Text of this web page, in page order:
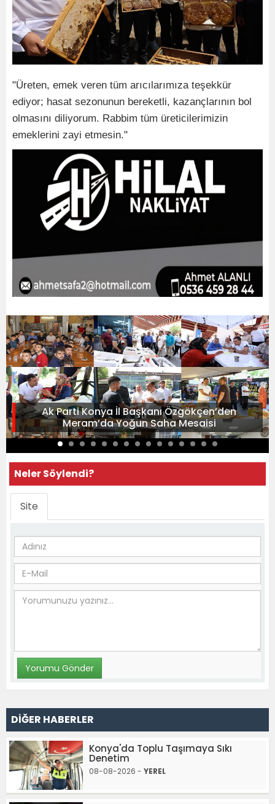
"Üreten, emek veren tüm arıcılarımıza teşekkür
ediyor; hasat sezonunun bereketli, kazançlarının bol
olmasını diliyorum. Rabbim tüm üreticilerimizin
emeklerini zayi etmesin."
Ak Parti Konya İl Başkanı Özgökçen’den
Meram’da Yoğun Saha Mesaisi
Neler Söylendi?
Site
DİĞER HABERLER
Konya'da Toplu Taşımaya Sıkı
Denetim
08-08-2026 - YEREL